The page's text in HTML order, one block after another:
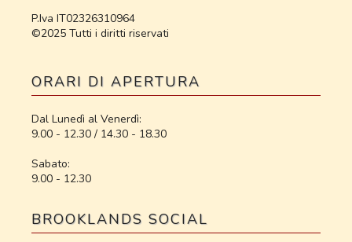
P.Iva IT02326310964
©2025 Tutti i diritti riservati
ORARI DI APERTURA
Dal Lunedì al Venerdì:
9.00 - 12.30 / 14.30 - 18.30
Sabato:
9.00 - 12.30
BROOKLANDS SOCIAL